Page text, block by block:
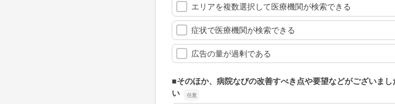
エリアを複数選択して医療機関が検索できる
症状で医療機関が検索できる
広告の量が過剰である
■そのほか、病院なびの改善すべき点や要望などがございま
い